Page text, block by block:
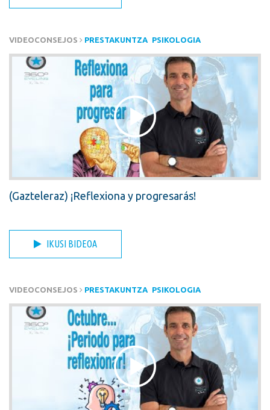
VIDEOCONSEJOS PRESTAKUNTZA PSIKOLOGIA
(Gazteleraz) ¡Reflexiona y progresarás!
IKUSI BIDEOA
VIDEOCONSEJOS PRESTAKUNTZA PSIKOLOGIA